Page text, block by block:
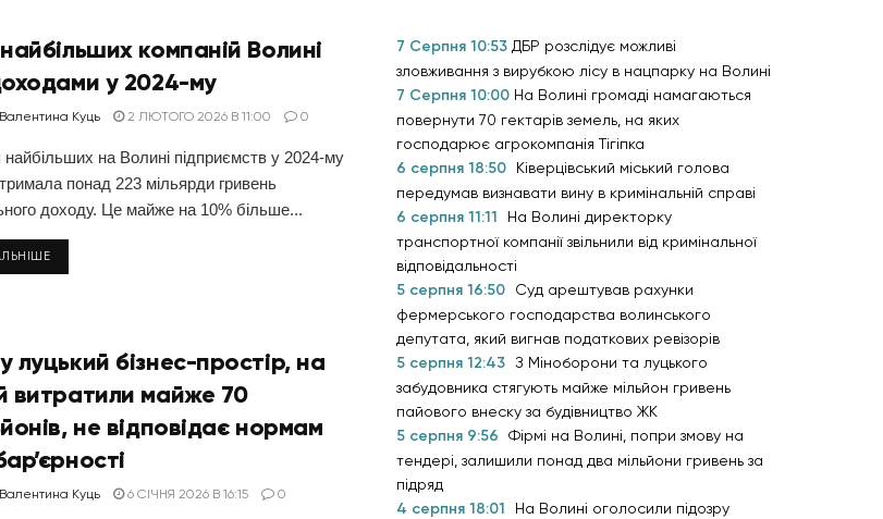
компаній Волині
у 2024-му
Валентина Куць 2 ЛЮТОГО 2026 В 11:00 0
на Волині підприємств у 2024-му
понад 223 мільярди гривень
доходу. Це майже на 10% більше...
луцький бізнес-простір, на
витратили майже 70
не відповідає нормам
Валентина Куць 6 СІЧНЯ 2026 В 16:15 0
7 Серпня 10:53 ДБР розслідує можливі
зловживання з вирубкою лісу в нацпарку на Волині
7 Серпня 10:00 На Волині громаді намагаються
повернути 70 гектарів земель, на яких
господарює агрокомпанія Тігіпка
6 серпня 18:50
Ківерцівський міський голова
передумав визнавати вину в кримінальній справі
6 серпня 11:11
На Волині директорку
транспортної компанії звільнили від кримінальної
відповідальності
5 серпня 16:50
Суд арештував рахунки
фермерського господарства волинського
депутата, який вигнав податкових ревізорів
5 серпня 12:43 З Міноборони та луцького
забудовника стягують майже мільйон гривень
пайового внеску за будівництво ЖК
5 серпня 9:56
Фірмі на Волині, попри змову на
тендері, залишили понад два мільйони гривень за
підряд
4 серпня 18:01
На Волині оголосили підозру